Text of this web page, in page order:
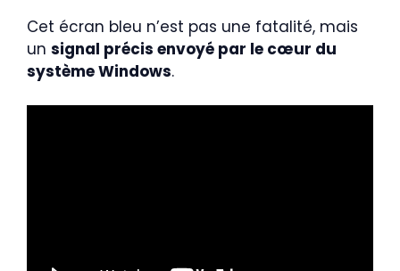
Cet écran bleu n’est pas une fatalité, mais
un signal précis envoyé par le cœur du
système Windows.